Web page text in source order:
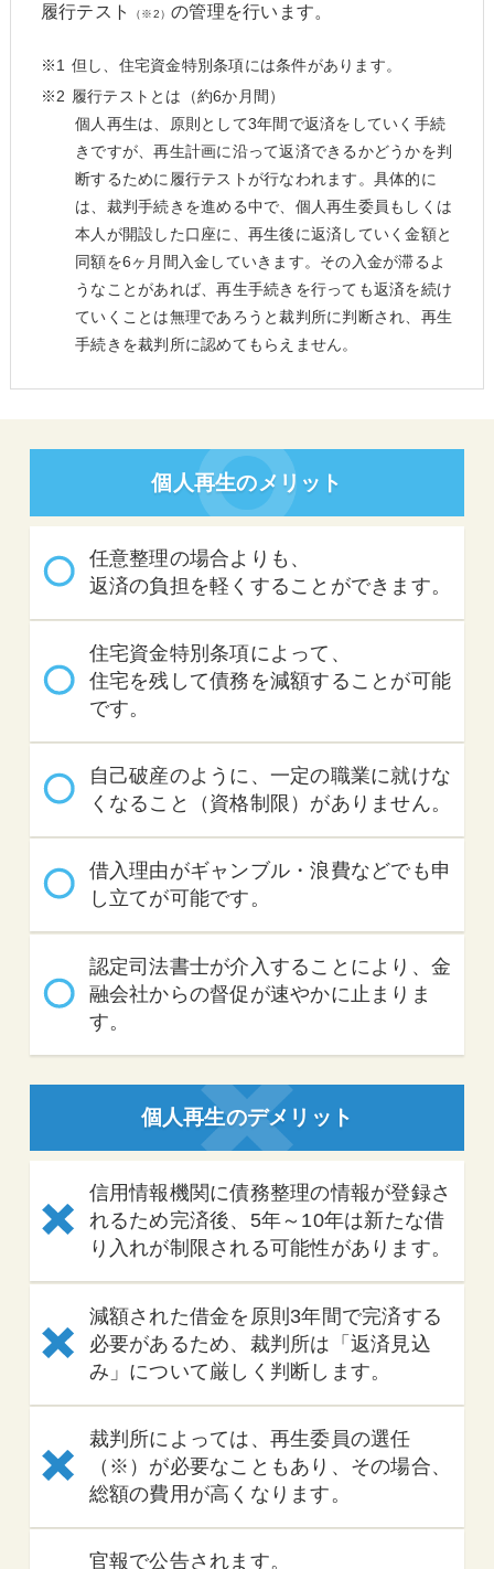
履行テスト
（※2）の管理を行います。
但し、住宅資金特別条項には条件があります。
履行テストとは（約6か月間）
個人再生は、原則として3年間で返済をしていく手続
きですが、再生計画に沿って返済できるかどうかを判
断するために履行テストが行なわれます。具体的に
は、裁判手続きを進める中で、個人再生委員もしくは
本人が開設した口座に、再生後に返済していく金額と
同額を6ヶ月間入金していきます。その入金が滞るよ
うなことがあれば、再生手続きを行っても返済を続け
ていくことは無理であろうと裁判所に判断され、再生
手続きを裁判所に認めてもらえません。
個人再生のメリット
任意整理の場合よりも、
返済の負担を軽くすることができます。
住宅資金特別条項によって、
住宅を残して債務を減額することが可能
です。
自己破産のように、一定の職業に就けな
くなること（資格制限）がありません。
借入理由がギャンブル・浪費などでも申
し立てが可能です。
認定司法書士が介入することにより、金
融会社からの督促が速やかに止まりま
す。
個人再生のデメリット
信用情報機関に債務整理の情報が登録さ
れるため完済後、5年～10年は新たな借
り入れが制限される可能性があります。
減額された借金を原則3年間で完済する
必要があるため、裁判所は「返済見込
み」について厳しく判断します。
裁判所によっては、再生委員の選任
（※）が必要なこともあり、その場合、
総額の費用が高くなります。
官報で公告されます。